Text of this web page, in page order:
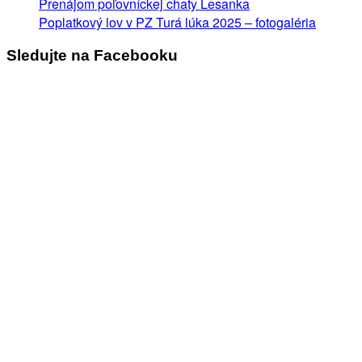
Poplatkový lov v PZ Turá lúka 2025 – fotogaléria
Sledujte na Facebooku